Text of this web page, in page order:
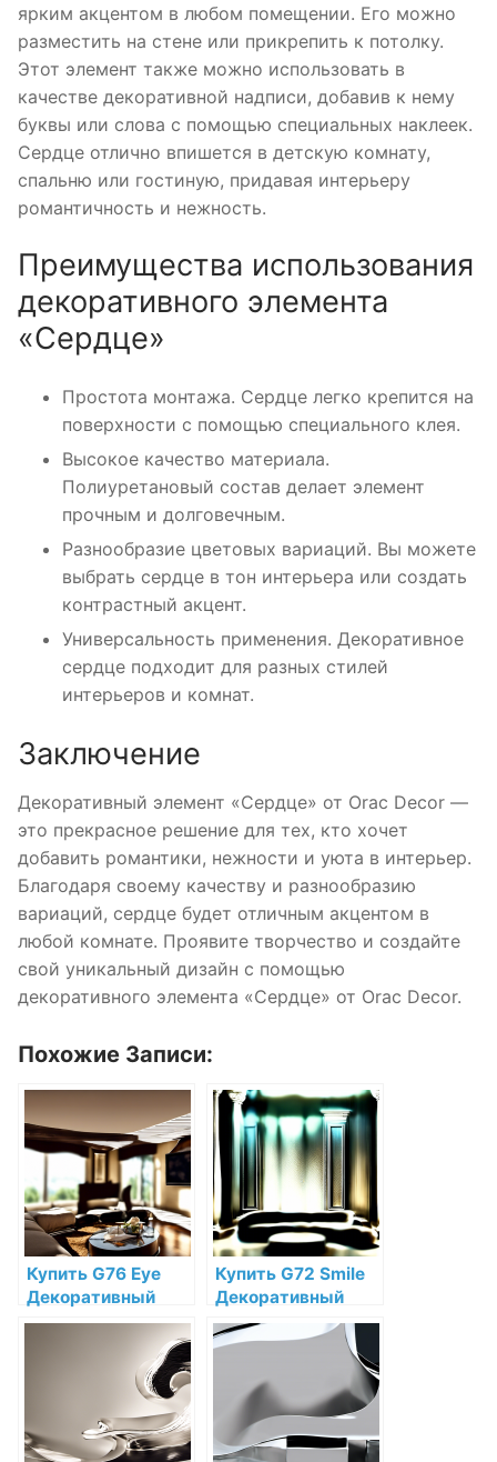
ярким акцентом в любом помещении. Его можно
разместить на стене или прикрепить к потолку.
Этот элемент также можно использовать в
качестве декоративной надписи, добавив к нему
буквы или слова с помощью специальных наклеек.
Сердце отлично впишется в детскую комнату,
спальню или гостиную, придавая интерьеру
романтичность и нежность.
Преимущества использования
декоративного элемента
«Сердце»
Простота монтажа. Сердце легко крепится на
поверхности с помощью специального клея.
Высокое качество материала.
Полиуретановый состав делает элемент
прочным и долговечным.
Разнообразие цветовых вариаций. Вы можете
выбрать сердце в тон интерьера или создать
контрастный акцент.
Универсальность применения. Декоративное
сердце подходит для разных стилей
интерьеров и комнат.
Заключение
Декоративный элемент «Сердце» от Orac Decor —
это прекрасное решение для тех, кто хочет
добавить романтики, нежности и уюта в интерьер.
Благодаря своему качеству и разнообразию
вариаций, сердце будет отличным акцентом в
любой комнате. Проявите творчество и создайте
свой уникальный дизайн с помощью
декоративного элемента «Сердце» от Orac Decor.
Похожие Записи:
Купить G76 Eye
Декоративный
элемент глаз Orac
Decor Полиуретан
по низкой цене в
Купить G72 Smile
Декоративный
элемент улыбка
Orac Decor
Дюрополимер по
низкой цене в
интернет-
магазине